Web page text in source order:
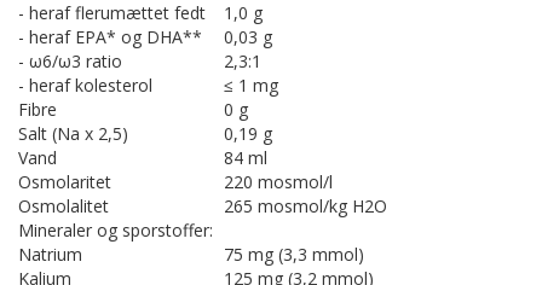
- heraf flerumættet fedt
1,0 g
- heraf EPA* og DHA**
0,03 g
- ω6/ω3 ratio
2,3:1
- heraf kolesterol
≤ 1 mg
Fibre
0 g
Salt (Na x 2,5)
0,19 g
Vand
84 ml
Osmolaritet
220 mosmol/l
Osmolalitet
265 mosmol/kg H2O
Mineraler og sporstoffer:
Natrium
75 mg (3,3 mmol)
Kalium
125 mg (3,2 mmol)